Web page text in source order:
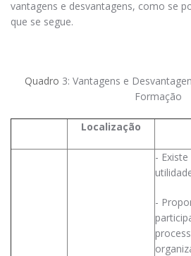
vantagens e desvantagens, como se
que se segue.
Quadro 3: Vantagens e
Formação
Localização
-
-